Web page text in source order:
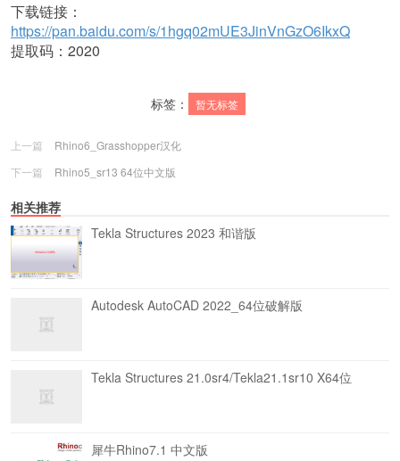
下载链接：
https://pan.baidu.com/s/1hgq02mUE3JinVnGzO6IkxQ
提取码：2020
标签： 暂无标签
上一篇
Rhino6_Grasshopper汉化
下一篇
Rhino5_sr13 64位中文版
相关推荐
Tekla Structures 2023 和谐版
Autodesk AutoCAD 2022_64位破解版
Tekla Structures 21.0sr4/Tekla21.1sr10 X64位
犀牛Rhino7.1 中文版